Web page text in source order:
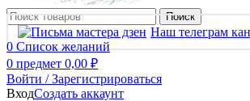
Поиск
Наш телеграм
0 Список желаний
0 предмет 0,00 ₽
Войти / Зарегистрироваться
ВходСоздать аккаунт